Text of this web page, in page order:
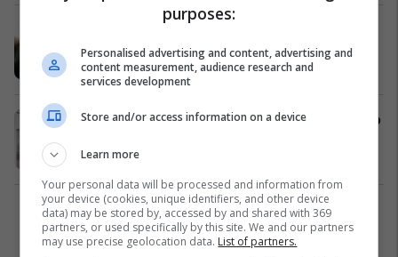
vaksinën kundër kancerit të gjakut
Shëndeti 13/10/2020
Alea e vogël vuan nga Leukemia, ajo
Kosovë
1
purposes:
Personalised advertising and content, advertising and
content measurement, audience research and
services development
Store and/or access information on a device
Learn more
Your personal data will be processed and information from
your device (cookies, unique identifiers, and other device
data) may be stored by, accessed by and shared with 369
partners, or used specifically by this site. We and our partners
may use precise geolocation data. List of partners.